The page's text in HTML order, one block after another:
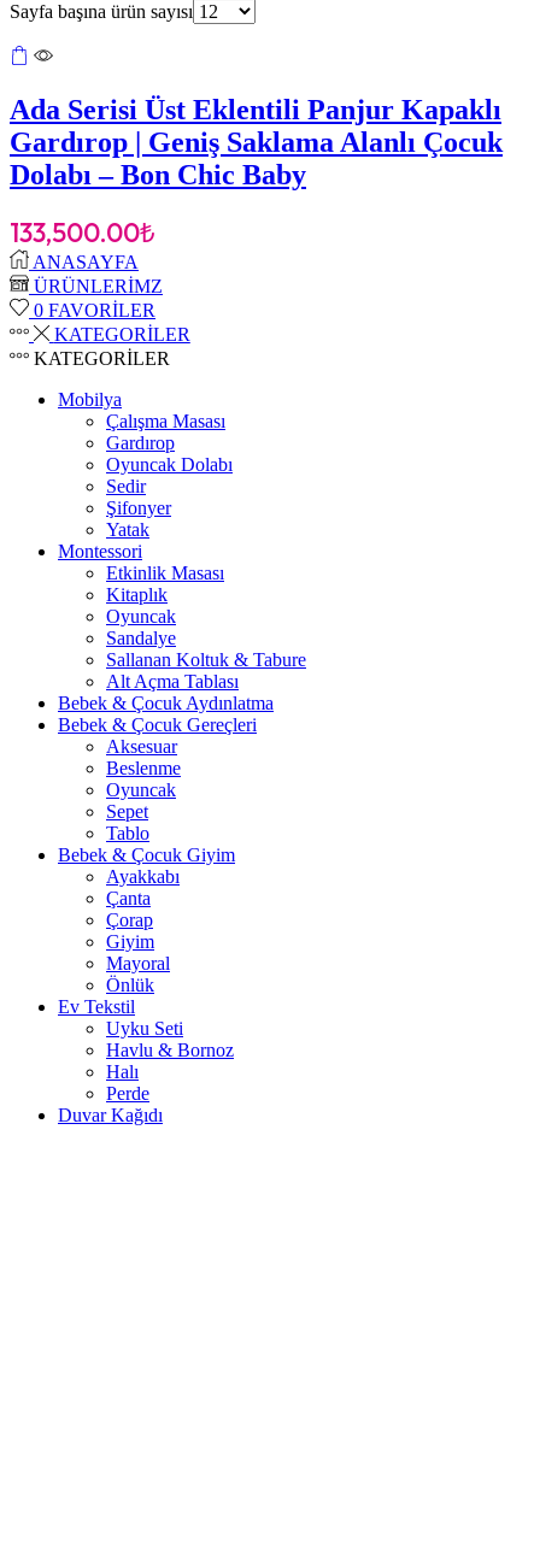
Sayfa başına ürün sayısı
Ada Serisi Üst Eklentili Panjur Kapaklı
Gardırop | Geniş Saklama Alanlı Çocuk
Dolabı – Bon Chic Baby
133,500.00₺
ANASAYFA
ÜRÜNLERİMZ
0 FAVORİLER
KATEGORİLER
KATEGORİLER
Mobilya
Çalışma Masası
Gardırop
⁠Oyuncak Dolabı
Sedir
Şifonyer
Yatak
Montessori
Etkinlik Masası
Kitaplık
Oyuncak
Sandalye
Sallanan Koltuk & Tabure
Alt Açma Tablası
Bebek & Çocuk Aydınlatma
Bebek & Çocuk Gereçleri
Aksesuar
Beslenme
Oyuncak
Sepet
Tablo
Bebek & Çocuk Giyim
Ayakkabı
Çanta
Çorap
Giyim
Mayoral
Önlük
Ev Tekstil
Uyku Seti
Havlu & Bornoz
Halı
Perde
Duvar Kağıdı